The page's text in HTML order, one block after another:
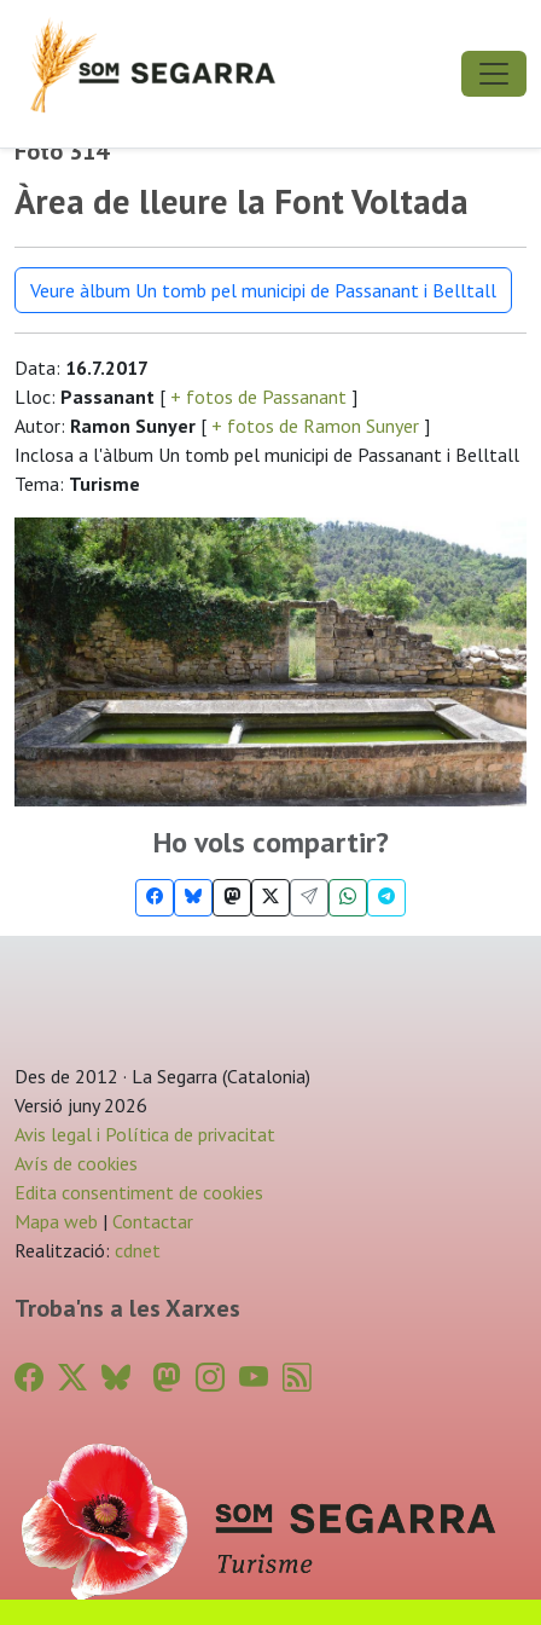
Foto 314
Àrea de lleure la Font Voltada
Veure àlbum Un tomb pel municipi de Passanant i Belltall
Data: 16.7.2017
Lloc: Passanant [ + fotos de Passanant ]
Autor: Ramon Sunyer [ + fotos de Ramon Sunyer ]
Inclosa a l'àlbum Un tomb pel municipi de Passanant i Belltall
Tema: Turisme
Ho vols compartir?
Des de 2012 · La Segarra (Catalonia)
Versió juny 2026
Avis legal i Política de privacitat
Avís de cookies
Edita consentiment de cookies
Mapa web | Contactar
Realització: cdnet
Troba'ns a les Xarxes